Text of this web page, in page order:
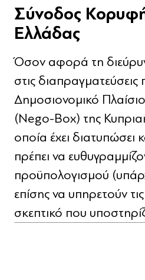
Σύνοδος
Ελλάδας
Όσον αφορά τη
στις
Δημοσιονομικό
(Nego-Box) της
οποία έχει διατυπώσει
πρέπει να
προϋπολογισμού
επίσης να υπηρετούν
σκεπτικό που